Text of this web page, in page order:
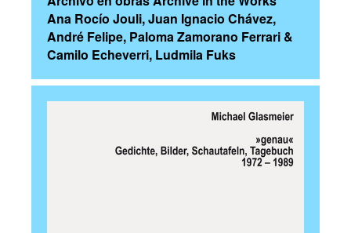
Ana Rocío Jouli, Juan Ignacio Chávez,
André Felipe, Paloma Zamorano Ferrari &
Camilo Echeverri, Ludmila Fuks